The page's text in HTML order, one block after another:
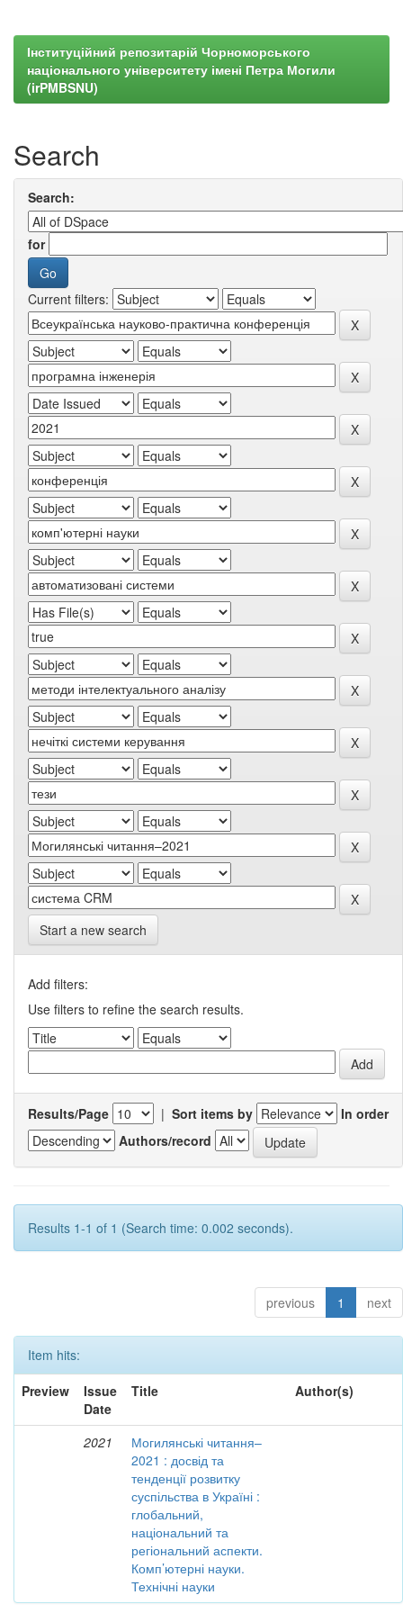
Інституційний репозитарій Чорноморського
національного університету імені Петра Могили
(irPMBSNU)
Search
Search:
for
Current filters:
Start a new search
Add filters:
Use filters to refine the search results.
Results/Page | Sort items by
In order
Authors/record
Results 1-1 of 1 (Search time: 0.002 seconds).
previous 1 next
Item hits:
Preview
Issue
Date
Title Author(s)
2021
Могилянські читання–
2021 : досвід та
тенденції розвитку
суспільства в Україні :
глобальний,
національний та
регіональний аспекти.
Комп’ютерні науки.
Технічні науки